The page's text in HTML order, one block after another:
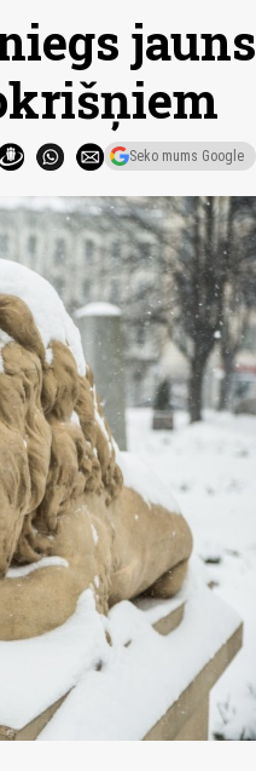
jauns
Seko mums Google